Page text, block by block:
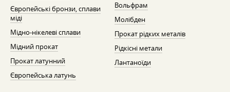
Європейські бронзи, сплави
міді
Мідно-нікелеві сплави
Мідний прокат
Прокат латунний
Європейська латунь
Вольфрам
Молібден
Прокат рідких металів
Рідкісні метали
Лантаноїди